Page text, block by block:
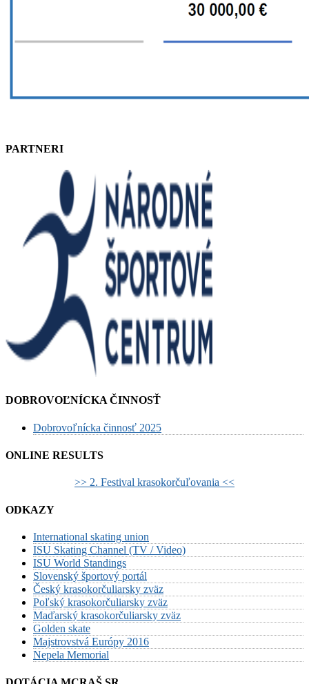
PARTNERI
DOBROVOĽNÍCKA ČINNOSŤ
Dobrovoľnícka činnosť 2025
ONLINE RESULTS
>> 2. Festival krasokorčuľovania <<
ODKAZY
International skating union
ISU Skating Channel (TV / Video)
ISU World Standings
Slovenský športový portál
Český krasokorčuliarsky zväz
Poľský krasokorčuliarsky zväz
Maďarský krasokorčuliarsky zväz
Golden skate
Majstrovstvá Európy 2016
Nepela Memorial